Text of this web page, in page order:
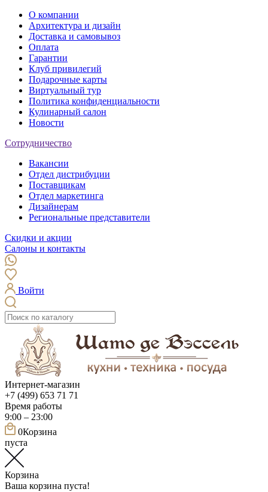
О компании
Архитектура и дизайн
Доставка и самовывоз
Оплата
Гарантии
Клуб привилегий
Подарочные карты
Виртуальный тур
Политика конфиденциальности
Кулинарный салон
Новости
Сотрудничество
Вакансии
Отдел дистрибуции
Поставщикам
Отдел маркетинга
Дизайнерам
Региональные представители
Скидки и акции
Салоны и контакты
Войти
Интернет-магазин
+7 (499) 653 71 71
Время работы
9:00 – 23:00
0Корзина
пуста
Корзина
Ваша корзина пуста!